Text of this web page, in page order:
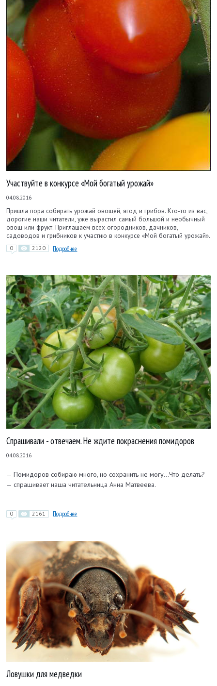
Участвуйте в конкурсе «Мой богатый урожай»
04.08.2016
Пришла пора собирать урожай овощей, ягод и грибов. Кто-то из вас,
дорогие наши читатели, уже вырастил самый большой и необычный
овощ или фрукт. Приглашаем всех огородников, дачников,
садоводов и грибников к участию в конкурсе «Мой богатый урожай».
0 2120 Подробнее
Спрашивали - отвечаем. Не ждите покраснения помидоров
04.08.2016
— Помидоров собираю много, но сохранить не могу…Что делать?
— спрашивает наша читательница Анна Матвеева.
0 2161 Подробнее
Ловушки для медведки